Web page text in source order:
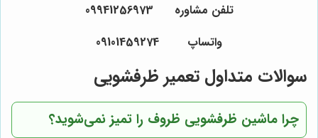
تلفن مشاوره 09941256973
واتساپ 09101459274
سوالات متداول تعمیر ظرفشویی
چرا ماشین ظرفشویی ظروف را تمیز نمی‌شوید؟